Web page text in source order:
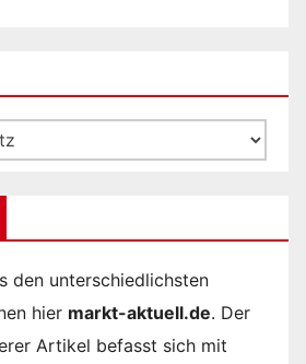
den unterschiedlichsten
hier markt-aktuell.de. Der
Artikel befasst sich mit